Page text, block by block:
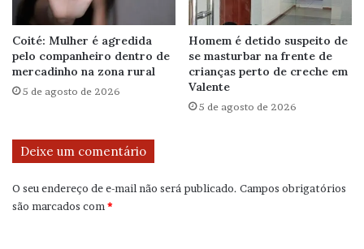
Coité: Mulher é agredida
pelo companheiro dentro de
mercadinho na zona rural
5 de agosto de 2026
Homem é detido suspeito de
se masturbar na frente de
crianças perto de creche em
Valente
5 de agosto de 2026
Deixe um comentário
O seu endereço de e-mail não será publicado. Campos obrigatórios
são marcados com*